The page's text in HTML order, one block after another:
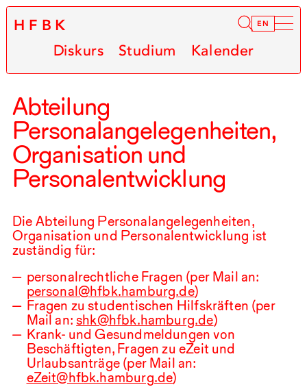
HFBK EN
Diskurs Studium Kalender
Abteilung
Personalangelegenheiten,
Organisation und
Personalentwicklung
Die Abteilung Personalangelegenheiten,
Organisation und Personalentwicklung ist
zuständig für:
personalrechtliche Fragen (per Mail an:
personal@hfbk.hamburg.de)
Fragen zu studentischen Hilfskräften (per
Mail an:shk@hfbk.hamburg.de)
Krank- und Gesundmeldungen von
Beschäftigten, Fragen zu eZeit und
Urlaubsanträge (per Mail an:
eZeit@hfbk.hamburg.de)